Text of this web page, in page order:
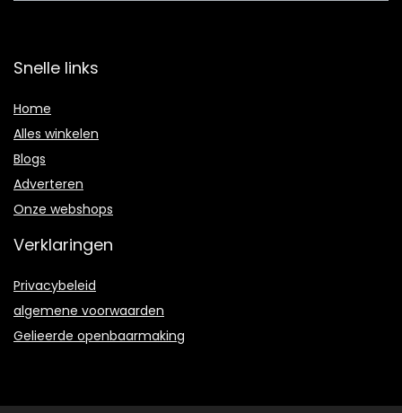
Snelle links
Home
Alles winkelen
Blogs
Adverteren
Onze webshops
Verklaringen
Privacybeleid
algemene voorwaarden
Gelieerde openbaarmaking